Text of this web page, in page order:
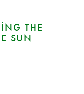
THE
SUN